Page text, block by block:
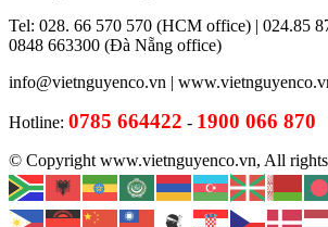
Tel: 028. 66 570 570 (HCM office) | 024.85
0848 663300 (Đà Nẵng office)
info@vietnguyenco.vn |
Hotline: 0785 664422 - 1900 066 870
© Copyright www.vietnguyenco.vn, All rights